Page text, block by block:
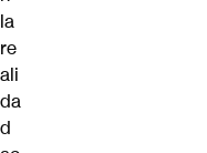
la
re
ali
da
d